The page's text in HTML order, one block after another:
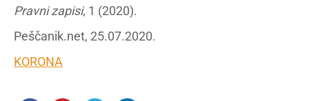
Pravni zapisi, 1 (2020).
Peščanik.net, 25.07.2020.
KORONA